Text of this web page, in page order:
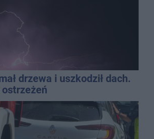
drzewa i uszkodził dach.